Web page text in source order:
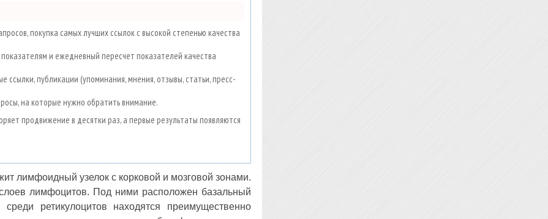
покупка самых лучших ссылок с высокой степенью качества
и ежедневный пересчет показателей качества
публикации (упоминания, мнения, отзывы, статьи, пресс-
на которые нужно обратить внимание.
продвижение в десятки раз, а первые результаты появляются
лимфоидный узелок с корковой и мозговой зонами.
лимфоцитов. Под ними расположен базальный
ретикулоцитов находятся преимущественно